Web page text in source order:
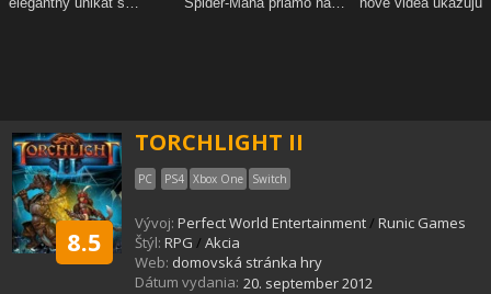
8.5
TORCHLIGHT II
PC PS4 Xbox One Switch
Vývoj: Perfect World Entertainment/ Runic Games
Štýl: RPG / Akcia
Web: domovská stránka hry
Dátum vydania: 20. september 2012